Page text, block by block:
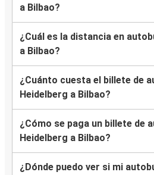
a Bilbao?
¿Cuál es la distancia en
a Bilbao?
¿Cuánto cuesta el billete de
Heidelberg a Bilbao?
¿Cómo se paga un billete de
Heidelberg a Bilbao?
¿Dónde puedo ver si mi